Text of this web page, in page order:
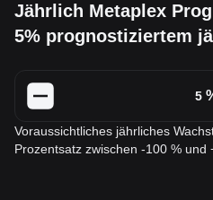
Jährlich Metaplex
5% prognostiziertem
Voraussichtliches jährliches
Prozentsatz zwischen -100 % und